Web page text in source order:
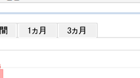
室長･金容範、株価暴落に他人事
ハイニックス』2026年2Qの業績
際空港「またも暗礁」の危機 ⇒